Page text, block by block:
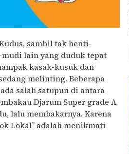
sambil tak henti-
mudi lain yang duduk tepat
kasak-kusuk dan
melinting. Beberapa
salah satupun di antara
Djarum Super grade A
lalu membakarnya. Karena
Lokal” adalah menikmati